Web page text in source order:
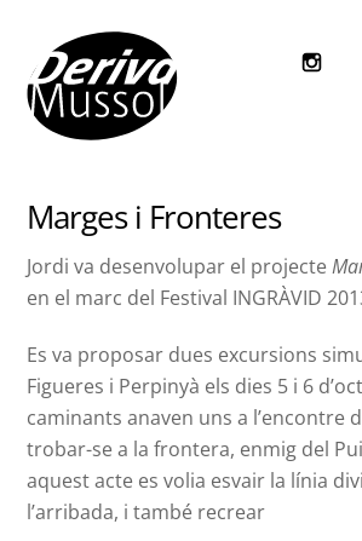
content
Marges i Fronteres
Jordi va desenvolupar el projecte
en el marc del Festival INGRÀVID
Es va proposar dues excursions
Figueres i Perpinyà els dies 5 i 6
caminants anaven uns a l’encontre
trobar-se a la frontera, enmig del
aquest acte es volia esvair la línia
l’arribada, i també recrear